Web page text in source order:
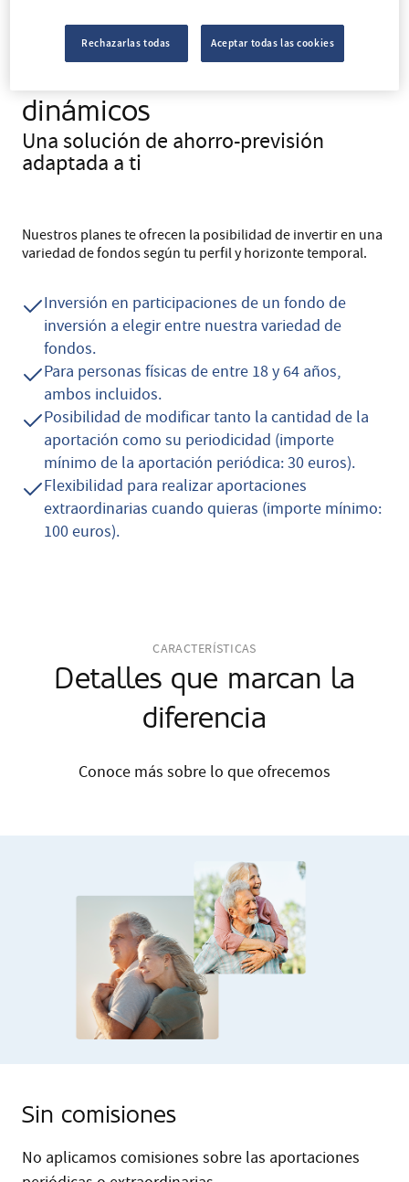
Características principales
de los planes de pensiones
dinámicos
Una solución de ahorro-previsión
adaptada a ti
Nuestros planes te ofrecen la posibilidad de invertir en una
variedad de fondos según tu perfil y horizonte temporal.
Inversión en participaciones de un fondo de
inversión a elegir entre nuestra variedad de
fondos.
Para personas físicas de entre 18 y 64 años,
ambos incluidos.
Posibilidad de modificar tanto la cantidad de la
aportación como su periodicidad (importe
mínimo de la aportación periódica: 30 euros).
Flexibilidad para realizar aportaciones
extraordinarias cuando quieras (importe mínimo:
100 euros).
CARACTERÍSTICAS
Detalles que marcan la
diferencia
Conoce más sobre lo que ofrecemos
Sin comisiones
No aplicamos comisiones sobre las aportaciones
Rechazarlas todas Aceptar todas las cookies